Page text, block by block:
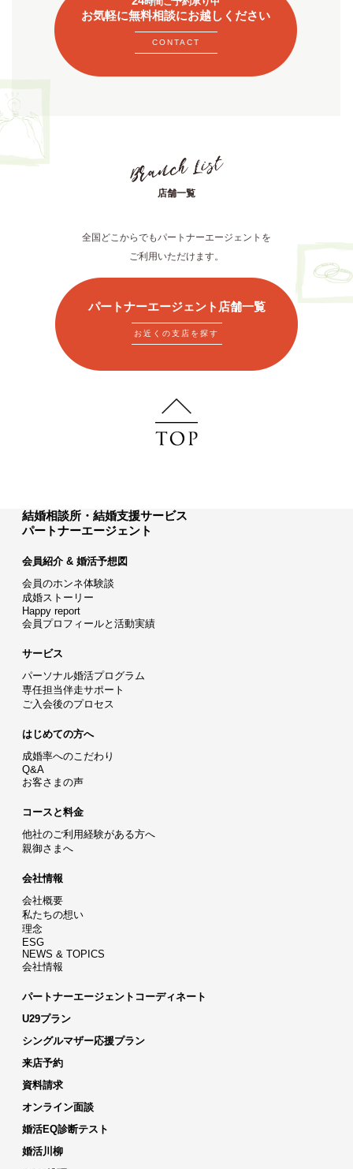
お気軽に無料相談にお越しください
CONTACT
店舗一覧
全国どこからでもパートナーエージェントを
ご利用いただけます。
パートナーエージェント店舗一覧
お近くの支店を探す
結婚相談所・結婚支援サービス
パートナーエージェント
会員紹介 & 婚活予想図
会員のホンネ体験談
成婚ストーリー
Happy report
会員プロフィールと活動実績
サービス
パーソナル婚活プログラム
専任担当伴走サポート
ご入会後のプロセス
はじめての方へ
成婚率へのこだわり
Q&A
お客さまの声
コースと料金
他社のご利用経験がある方へ
親御さまへ
会社情報
会社概要
私たちの想い
理念
ESG
NEWS & TOPICS
会社情報
パートナーエージェントコーディネート
U29プラン
シングルマザー応援プラン
来店予約
資料請求
オンライン面談
婚活EQ診断テスト
婚活川柳